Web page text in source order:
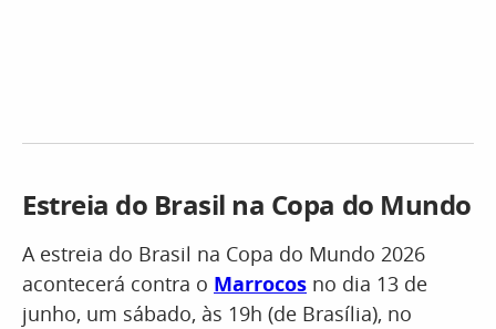
Estreia do Brasil na Copa do Mundo
A estreia do Brasil na Copa do Mundo 2026
acontecerá contra o Marrocos no dia 13 de
junho, um sábado, às 19h (de Brasília), no